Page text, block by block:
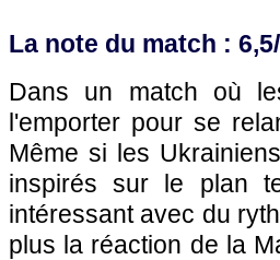
La note du match :
Dans un match où
l'emporter pour se
Même si les
inspirés sur le plan
intéressant avec du
plus la réaction de la